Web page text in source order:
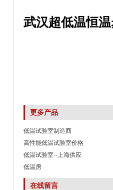
武汉超低温恒
更多产品
低温试验室制造商
高性能低温试验室价格
低温试验室--上海供应
低温房
在线留言